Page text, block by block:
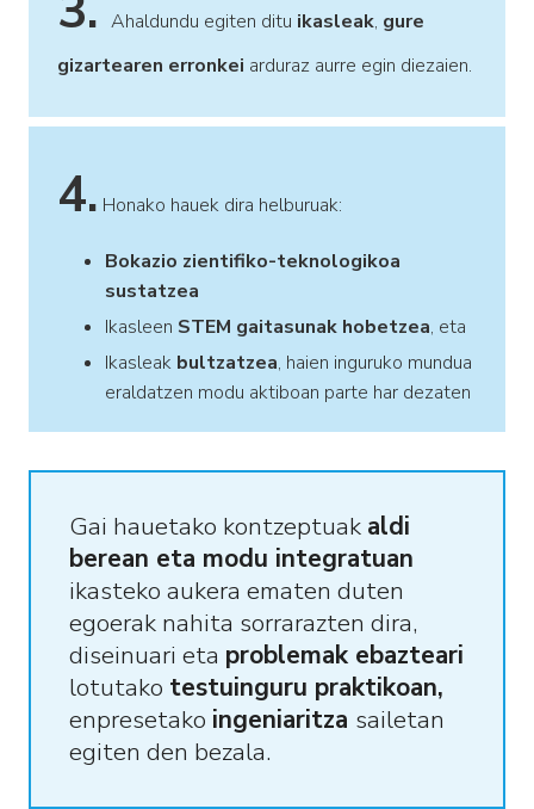
Ahaldundu egiten ditu ikasleak, gure
gizartearen erronkei arduraz aurre egin diezaien.
4. Honako hauek dira helburuak:
Bokazio zientifiko-teknologikoa
sustatzea
Ikasleen STEM gaitasunak hobetzea, eta
Ikasleak bultzatzea, haien inguruko mundua
eraldatzen modu aktiboan parte har dezaten
Gai hauetako kontzeptuak aldi
berean eta modu integratuan
ikasteko aukera ematen duten
egoerak nahita sorrarazten dira,
diseinuari eta problemak ebazteari
lotutako testuinguru praktikoan,
enpresetako ingeniaritza sailetan
egiten den bezala.